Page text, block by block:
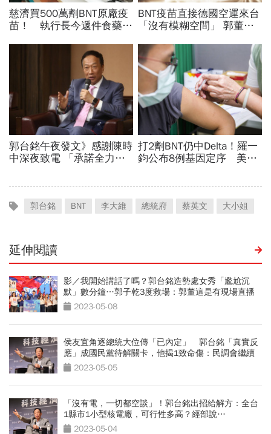
郭台銘 BNT 李大維 總統府 蔡英文 大小姐
延伸閱讀
影／我開始講話了嗎？郭台銘造勢處女秀「尷尬沉
默」數分鐘…郭子乾3度救場：郭董這是有現場直播
的 2023-05-08
侯友宜角逐總統大位傳「已內定」 郭台銘「真實反
應」成國民黨待解關卡，他揭1致命傷：民調會繼續
跌 2023-05-05
「沒有電，一切都空談」！郭台銘出招給解方：全台
1縣市1小型核電廠，可行性多高？經部說…
2023-05-04